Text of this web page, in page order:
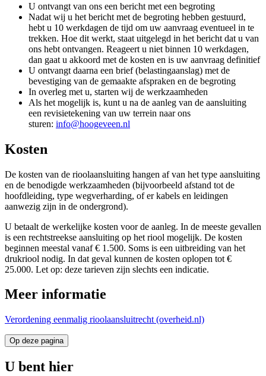
U ontvangt van ons een bericht met een begroting
Nadat wij u het bericht met de begroting hebben gestuurd,
hebt u 10 werkdagen de tijd om uw aanvraag eventueel in te
trekken. Hoe dit werkt, staat uitgelegd in het bericht dat u van
ons hebt ontvangen. Reageert u niet binnen 10 werkdagen,
dan gaat u akkoord met de kosten en is uw aanvraag definitief
U ontvangt daarna een brief (belastingaanslag) met de
bevestiging van de gemaakte afspraken en de begroting
In overleg met u, starten wij de werkzaamheden
Als het mogelijk is, kunt u na de aanleg van de aansluiting
een revisietekening van uw terrein naar ons
sturen: info@hoogeveen.nl
Kosten
De kosten van de rioolaansluiting hangen af van het type aansluiting
en de benodigde werkzaamheden (bijvoorbeeld afstand tot de
hoofdleiding, type wegverharding, of er kabels en leidingen
aanwezig zijn in de ondergrond).
U betaalt de werkelijke kosten voor de aanleg. In de meeste gevallen
is een rechtstreekse aansluiting op het riool mogelijk. De kosten
beginnen meestal vanaf € 1.500. Soms is een uitbreiding van het
drukriool nodig. In dat geval kunnen de kosten oplopen tot €
25.000. Let op: deze tarieven zijn slechts een indicatie.
Meer informatie
Verordening eenmalig rioolaansluitrecht (overheid.nl)
Op deze pagina
U bent hier